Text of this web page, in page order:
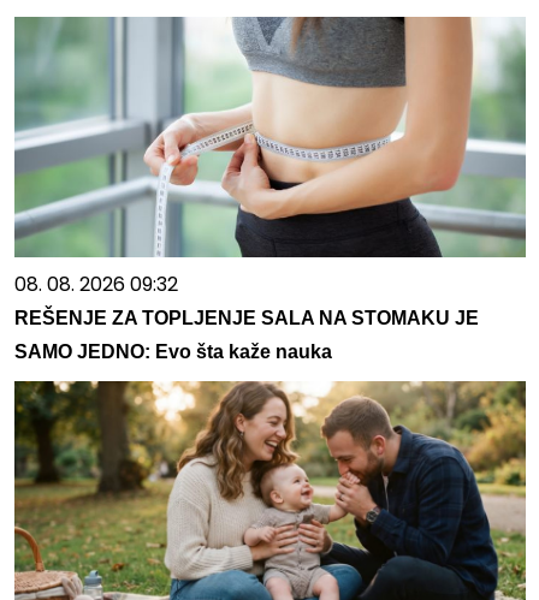
08. 08. 2026 09:32
REŠENJE ZA TOPLJENJE SALA NA STOMAKU JE
SAMO JEDNO: Evo šta kaže nauka